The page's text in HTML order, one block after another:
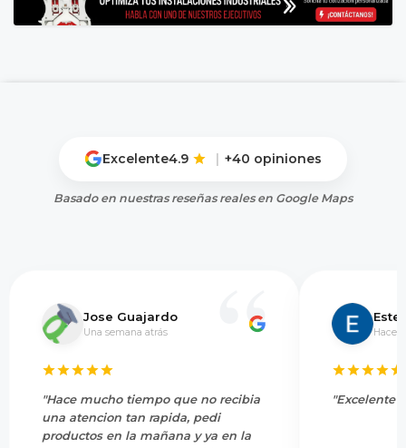
Excelente4.9 | +40 opiniones
Basado en nuestras reseñas reales en Google Maps
Jose Guajardo
Una semana atrás
"Hace mucho tiempo que no recibia
una atencion tan rapida, pedi
productos en la mañana y ya en la
Hace
"Excelente